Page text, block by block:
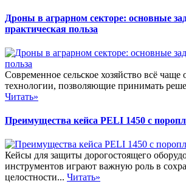
Дроны в аграрном секторе: основные
практическая польза
Современное сельское хозяйство всё чаще
технологии, позволяющие принимать
Читать»
Преимущества кейса PELI 1450 с
Кейсы для защиты дорогостоящего
инструментов играют важную роль в
целостности... Читать»